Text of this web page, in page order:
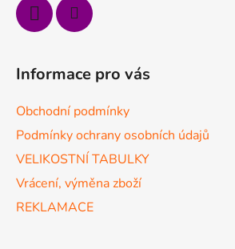
u
Informace pro vás
Obchodní podmínky
Podmínky ochrany osobních údajů
VELIKOSTNÍ TABULKY
Vrácení, výměna zboží
REKLAMACE